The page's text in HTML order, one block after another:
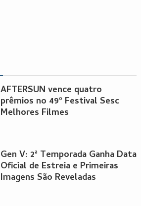
AFTERSUN vence quatro
prêmios no 49º Festival Sesc
Melhores Filmes
Gen V: 2ª Temporada Ganha Data
Oficial de Estreia e Primeiras
Imagens São Reveladas